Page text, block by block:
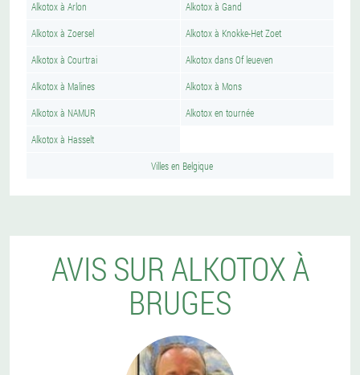
Alkotox à Arlon Alkotox à Gand
Alkotox à Zoersel Alkotox à Knokke-Het Zoet
Alkotox à Courtrai Alkotox dans Of leueven
Alkotox à Malines Alkotox à Mons
Alkotox à NAMUR Alkotox en tournée
Alkotox à Hasselt
Villes en Belgique
AVIS SUR ALKOTOX À
BRUGES